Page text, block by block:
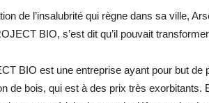
de l’insalubrité qui règne dans sa ville,
BIO, s’est dit qu’il pouvait
BIO est une entreprise ayant pour but de
de bois, qui est à des prix très exorbitants.